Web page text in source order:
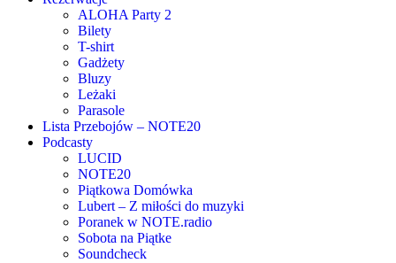
ALOHA Party 2
Bilety
T-shirt
Gadżety
Bluzy
Leżaki
Parasole
Lista Przebojów – NOTE20
Podcasty
LUCID
NOTE20
Piątkowa Domówka
Lubert – Z miłości do muzyki
Poranek w NOTE.radio
Sobota na Piątke
Soundcheck